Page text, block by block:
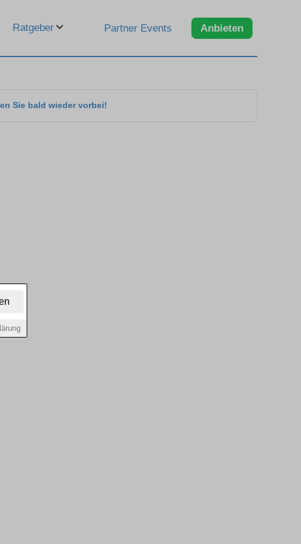
Ratgeber Partner Events Anbieten
Sie bald wieder vorbei!